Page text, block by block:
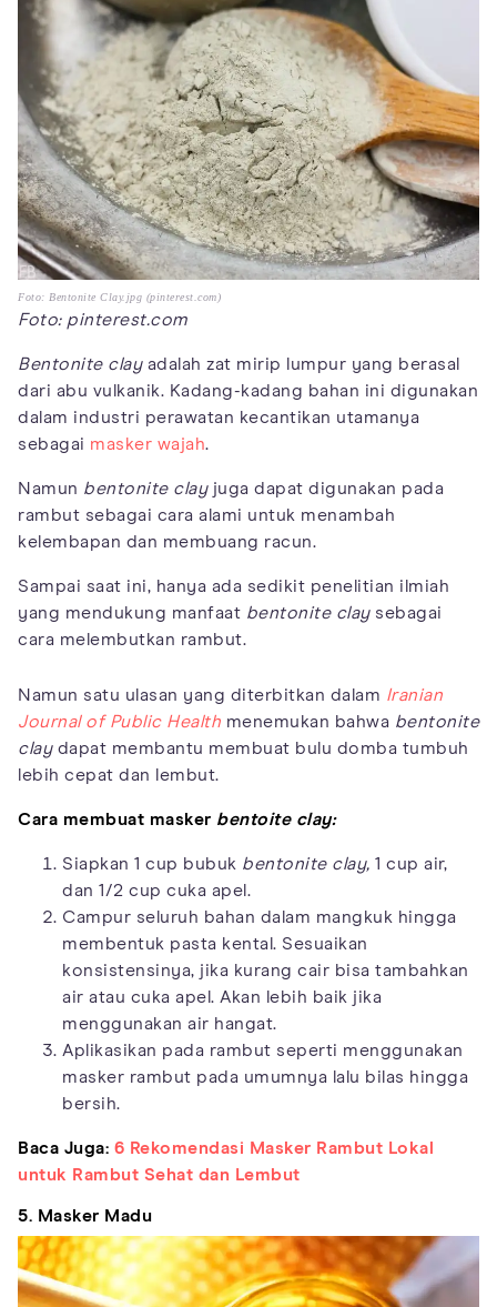
Foto: Bentonite Clay.jpg (pinterest.com)
Foto: pinterest.com
Bentonite clayadalah zat mirip lumpur yang berasal
dari abu vulkanik. Kadang-kadang bahan ini digunakan
dalam industri perawatan kecantikan utamanya
sebagai masker wajah.
Namun bentonite clayjuga dapat digunakan pada
rambut sebagai cara alami untuk menambah
kelembapan dan membuang racun.
Sampai saat ini, hanya ada sedikit penelitian ilmiah
yang mendukung manfaat bentonite claysebagai
cara melembutkan rambut.
Namun satu ulasan yang diterbitkan dalam Iranian
Journal of Public Health menemukan bahwa bentonite
claydapat membantu membuat bulu domba tumbuh
lebih cepat dan lembut.
Cara membuat masker bentoite clay:
Siapkan 1 cup bubuk bentonite clay, 1 cup air,
dan 1/2 cup cuka apel.
Campur seluruh bahan dalam mangkuk hingga
membentuk pasta kental. Sesuaikan
konsistensinya, jika kurang cair bisa tambahkan
air atau cuka apel. Akan lebih baik jika
menggunakan air hangat.
Aplikasikan pada rambut seperti menggunakan
masker rambut pada umumnya lalu bilas hingga
bersih.
Baca Juga: 6 Rekomendasi Masker Rambut Lokal
untuk Rambut Sehat dan Lembut
5. Masker Madu